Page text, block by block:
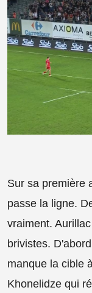
Sur sa première
passe la ligne.
vraiment.
brivistes.
manque la cible
Khonelidze qui